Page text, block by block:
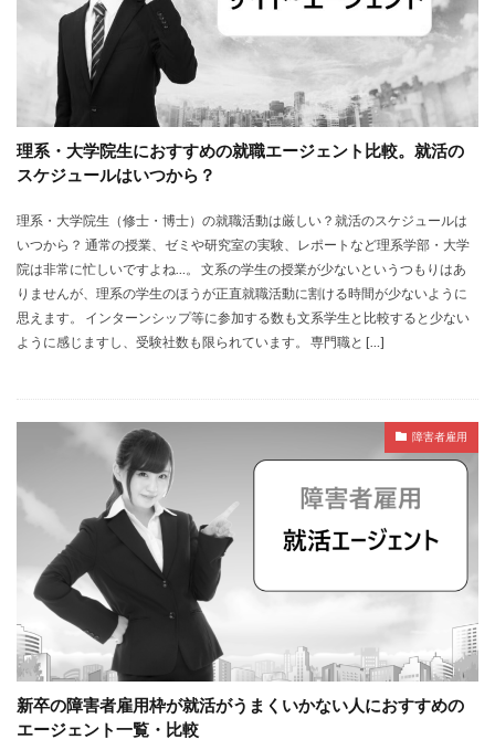
理系・大学院生におすすめの就職エージェント比較。就活の
スケジュールはいつから？
理系・大学院生（修士・博士）の就職活動は厳しい？就活のスケジュールは
いつから？ 通常の授業、ゼミや研究室の実験、レポートなど理系学部・大学
院は非常に忙しいですよね…。 文系の学生の授業が少ないというつもりはあ
りませんが、理系の学生のほうが正直就職活動に割ける時間が少ないように
思えます。 インターンシップ等に参加する数も文系学生と比較すると少ない
ように感じますし、受験社数も限られています。 専門職と […]
障害者雇用
新卒の障害者雇用枠が就活がうまくいかない人におすすめの
エージェント一覧・比較